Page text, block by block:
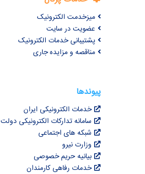
میزخدمت الکترونیک
عضویت در سایت
پشتیبانی خدمات الکترونیک
مناقصه و مزایده جاری
پیوندها
خدمات الکترونیکی ایران
سامانه تدارکات الکترونیکی دولت
شبکه های اجتماعی
وزارت نیرو
بیانیه حریم خصوصی
خدمات رفاهی کارمندان